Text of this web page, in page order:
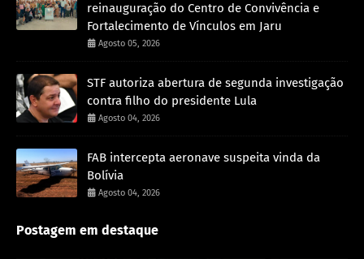
reinauguração do Centro de Convivência e
Fortalecimento de Vínculos em Jaru
Agosto 05, 2026
STF autoriza abertura de segunda investigação
contra filho do presidente Lula
Agosto 04, 2026
FAB intercepta aeronave suspeita vinda da
Bolívia
Agosto 04, 2026
Postagem em destaque